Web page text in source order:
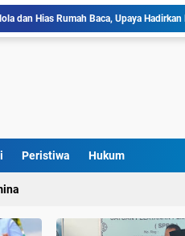
oleh Mahasiswa KKN Unhas
Peristiwa Hukum